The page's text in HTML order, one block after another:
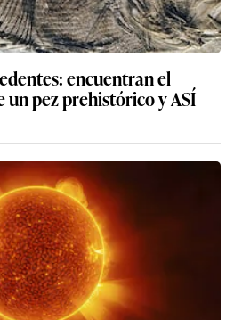
encuentran el
un pez prehistórico y ASÍ